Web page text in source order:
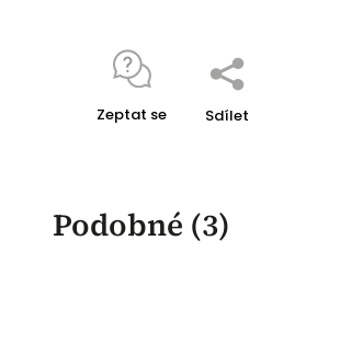
Zeptat se Sdílet
Podobné (3)